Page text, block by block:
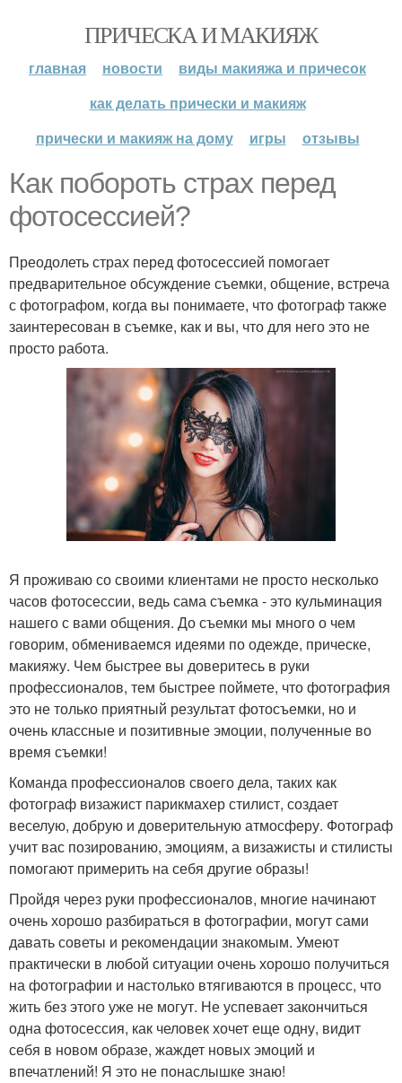
ПРИЧЕСКА И МАКИЯЖ
главная новости
виды макияжа и причесок
как делать прически и макияж
прически и макияж на дому
игры отзывы
Как побороть страх перед
фотосессией?
Преодолеть страх перед фотосессией помогает
предварительное обсуждение съемки, общение, встреча
с фотографом, когда вы понимаете, что фотограф также
заинтересован в съемке, как и вы, что для него это не
просто работа.
Я проживаю со своими клиентами не просто несколько
часов фотосессии, ведь сама съемка - это кульминация
нашего с вами общения. До съемки мы много о чем
говорим, обмениваемся идеями по одежде, прическе,
макияжу. Чем быстрее вы доверитесь в руки
профессионалов, тем быстрее поймете, что фотография
это не только приятный результат фотосъемки, но и
очень классные и позитивные эмоции, полученные во
время съемки!
Команда профессионалов своего дела, таких как
фотограф визажист парикмахер стилист, создает
веселую, добрую и доверительную атмосферу. Фотограф
учит вас позированию, эмоциям, а визажисты и стилисты
помогают примерить на себя другие образы!
Пройдя через руки профессионалов, многие начинают
очень хорошо разбираться в фотографии, могут сами
давать советы и рекомендации знакомым. Умеют
практически в любой ситуации очень хорошо получиться
на фотографии и настолько втягиваются в процесс, что
жить без этого уже не могут. Не успевает закончиться
одна фотосессия, как человек хочет еще одну, видит
себя в новом образе, жаждет новых эмоций и
впечатлений! Я это не понаслышке знаю!